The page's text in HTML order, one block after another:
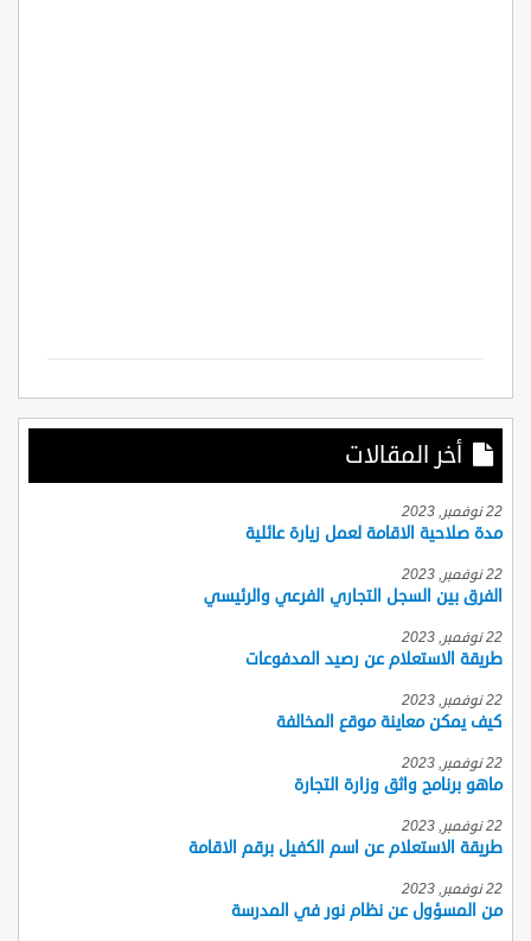
أخر المقالات
22 نوفمبر, 2023
مدة صلاحية الاقامة لعمل زيارة عائلية
22 نوفمبر, 2023
الفرق بين السجل التجاري الفرعي والرئيسي
22 نوفمبر, 2023
طريقة الاستعلام عن رصيد المدفوعات
22 نوفمبر, 2023
كيف يمكن معاينة موقع المخالفة
22 نوفمبر, 2023
ماهو برنامج واثق وزارة التجارة
22 نوفمبر, 2023
طريقة الاستعلام عن اسم الكفيل برقم الاقامة
22 نوفمبر, 2023
من المسؤول عن نظام نور في المدرسة